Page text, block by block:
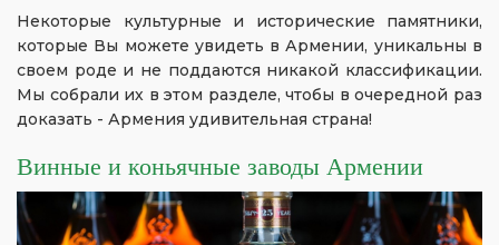
Некоторые культурные и исторические памятники,
которые Вы можете увидеть в Армении, уникальны в
своем роде и не поддаются никакой классификации.
Мы собрали их в этом разделе, чтобы в очередной раз
доказать - Армения удивительная страна!
Винные и коньячные заводы Армении